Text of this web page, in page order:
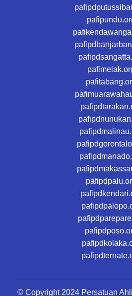
© Copyright 2024 Persatuan